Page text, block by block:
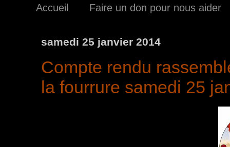
Accueil Faire un don pour nous aider
samedi 25 janvier 2014
Compte rendu
la fourrure samedi 25